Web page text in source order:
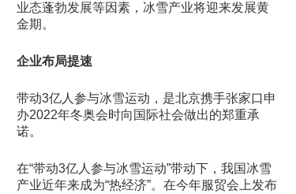
业态蓬勃发展等因素，冰雪产业将迎来发展黄
金期。
企业布局提速
带动3亿人参与冰雪运动，是北京携手张家口申
办2022年冬奥会时向国际社会做出的郑重承
诺。
在“带动3亿人参与冰雪运动”带动下，我国冰雪
产业近年来成为“热经济”。在今年服贸会上发布